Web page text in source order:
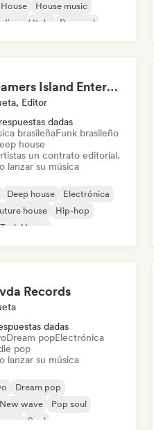
House music
/ Italo Pop soul
Dreamers Island Entertainment
Editor
dadas
brasileñaFunk brasileño
house
un contrato editorial.
lanzar su música
Deep house
Electrónica
house
Hip-hop
Tech House
Records
dadas
Dream popElectrónica
pop
lanzar su música
Dream pop
New wave
Pop soul
Soul